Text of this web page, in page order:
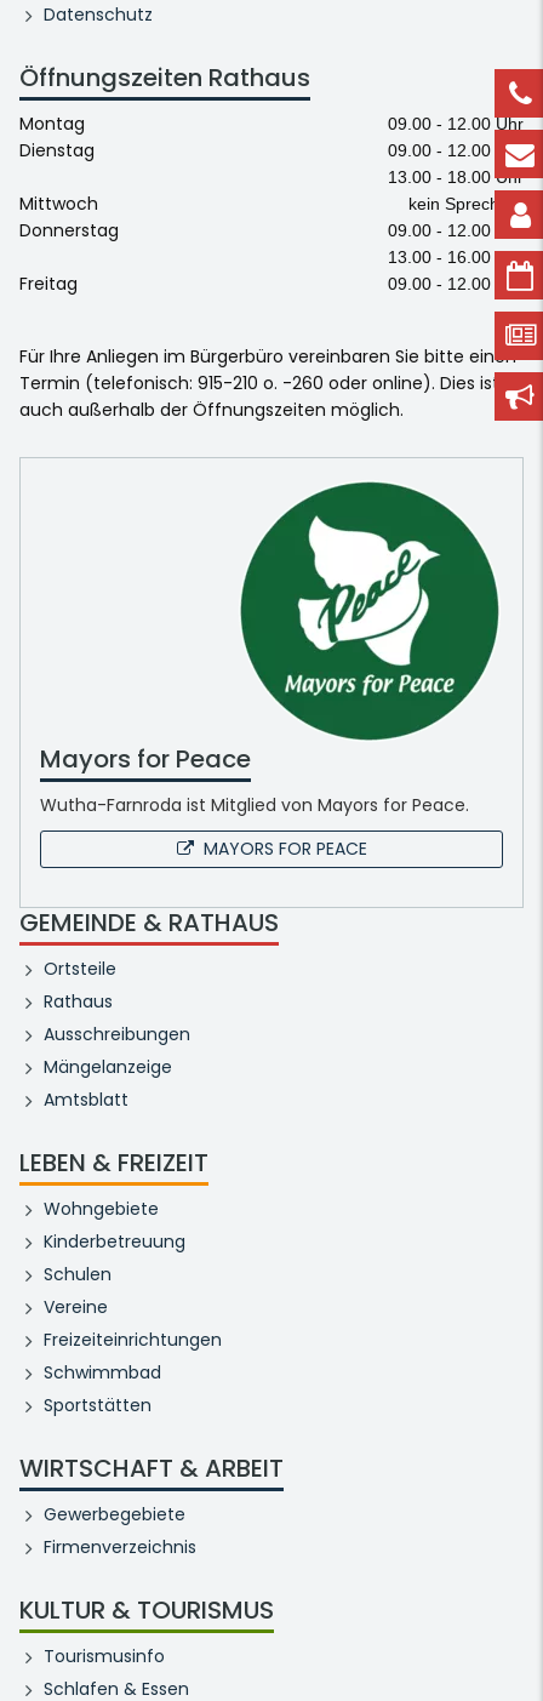
Datenschutz
Öffnungszeiten Rathaus
Montag 09.00 - 12.00 Uhr
Dienstag
09.00 - 12.00 Uhr
13.00 - 18.00 Uhr
Mittwoch kein Sprechtag
Donnerstag
09.00 - 12.00 Uhr
13.00 - 16.00 Uhr
Freitag 09.00 - 12.00 Uhr
Für Ihre Anliegen im Bürgerbüro vereinbaren Sie bitte einen
Termin (telefonisch: 915-210 o. -260 oder online). Dies ist
auch außerhalb der Öffnungszeiten möglich.
Mayors for Peace
Wutha-Farnroda ist Mitglied von Mayors for Peace.
MAYORS FOR PEACE
GEMEINDE & RATHAUS
Ortsteile
Rathaus
Ausschreibungen
Mängelanzeige
Amtsblatt
LEBEN & FREIZEIT
Wohngebiete
Kinderbetreuung
Schulen
Vereine
Freizeiteinrichtungen
Schwimmbad
Sportstätten
WIRTSCHAFT & ARBEIT
Gewerbegebiete
Firmenverzeichnis
KULTUR & TOURISMUS
Tourismusinfo
Schlafen & Essen